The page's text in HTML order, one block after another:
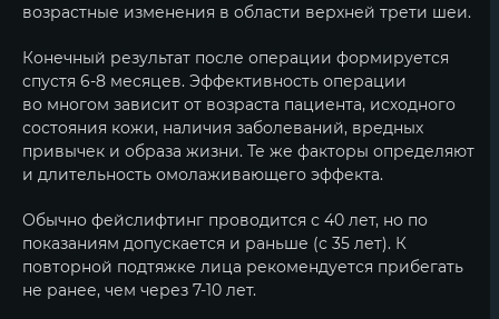
возрастные изменения в области верхней трети шеи.
Конечный результат после операции формируется
спустя 6-8 месяцев. Эффективность операции
во многом зависит от возраста пациента, исходного
состояния кожи, наличия заболеваний, вредных
привычек и образа жизни. Те же факторы определяют
и длительность омолаживающего эффекта.
Обычно фейслифтинг проводится с 40 лет, но по
показаниям допускается и раньше (с 35 лет). К
повторной подтяжке лица рекомендуется прибегать
не ранее, чем через 7-10 лет.